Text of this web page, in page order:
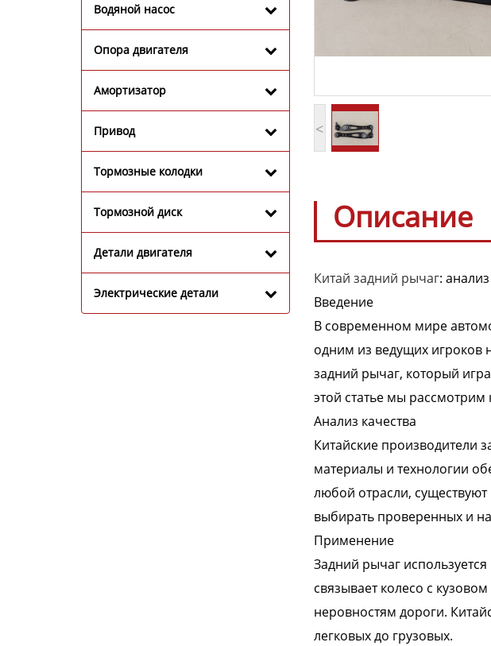
Водяной насос
Опора двигателя
Амортизатор
Привод
Тормозные колодки
Тормозной диск
Детали двигателя
Электрические детали
<
Описание
Китай задний рычаг:
Введение
В современном мире
одним из ведущих игроков
задний рычаг, который
этой статье мы рассмотрим
Анализ качества
Китайские производители
материалы и технологии
любой отрасли,
выбирать проверенных и
Применение
Задний рычаг
связывает колесо с
неровностям дороги.
легковых до грузовых.